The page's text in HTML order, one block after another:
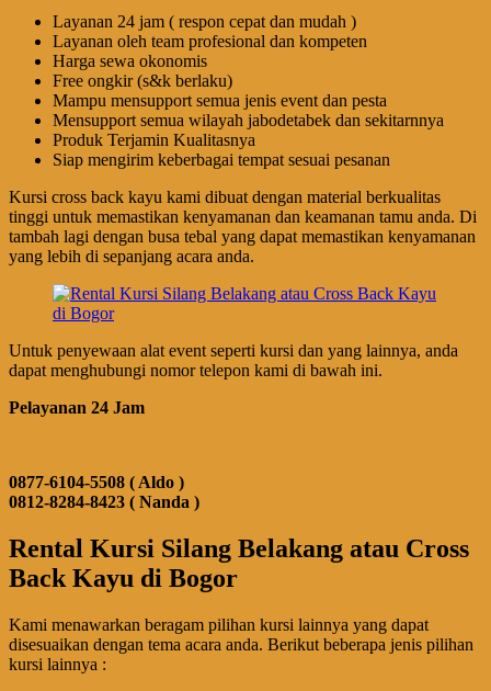
Layanan 24 jam ( respon cepat dan mudah )
Layanan oleh team profesional dan kompeten
Harga sewa okonomis
Free ongkir (s&k berlaku)
Mampu mensupport semua jenis event dan pesta
Mensupport semua wilayah jabodetabek dan sekitarnnya
Produk Terjamin Kualitasnya
Siap mengirim keberbagai tempat sesuai pesanan
Kursi cross back kayu kami dibuat dengan material berkualitas
tinggi untuk memastikan kenyamanan dan keamanan tamu anda. Di
tambah lagi dengan busa tebal yang dapat memastikan kenyamanan
yang lebih di sepanjang acara anda.
Untuk penyewaan alat event seperti kursi dan yang lainnya, anda
dapat menghubungi nomor telepon kami di bawah ini.
Pelayanan 24 Jam
0877-6104-5508 ( Aldo )
0812-8284-8423 ( Nanda )
Rental Kursi Silang Belakang atau Cross
Back Kayu di Bogor
Kami menawarkan beragam pilihan kursi lainnya yang dapat
disesuaikan dengan tema acara anda. Berikut beberapa jenis pilihan
kursi lainnya :